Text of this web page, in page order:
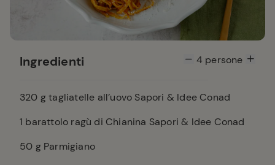
Ingredienti 4persone
320 g tagliatelle all’uovo Sapori & Idee Conad
1 barattolo ragù di Chianina Sapori & Idee Conad
50 g Parmigiano